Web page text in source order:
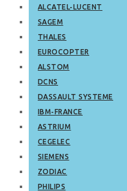
ALCATEL-LUCENT
SAGEM
THALES
EUROCOPTER
ALSTOM
DCNS
DASSAULT SYSTEME
IBM-FRANCE
ASTRIUM
CEGELEC
SIEMENS
ZODIAC
PHILIPS